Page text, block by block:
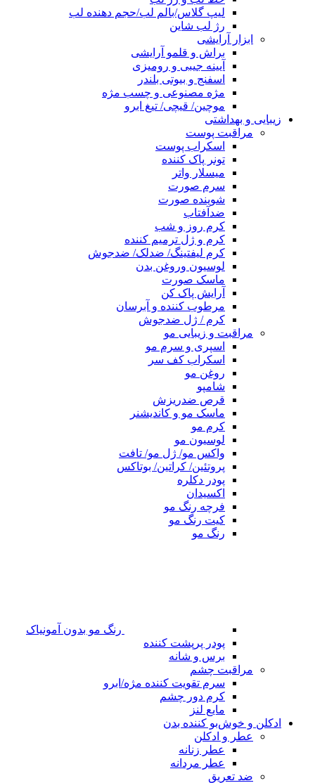
لیپ گلاس/بالم لب/حجم دهنده لب
رژ لب شاین
ابزار آرایشی
براش و قلمو آرایشی
آیینه جیبی و رومیزی
اسفنج و بیوتی بلندر
مژه مصنوعی و چسب مژه
موچین/ قیچی/ تیغ ابرو
زیبایی و بهداشتی
مراقبت پوست
اسکراب پوست
تونر پاک کننده
میسلار واتر
سرم صورت
شوینده صورت
ضدآفتاب
کرم روز و شب
کرم و ژل ترمیم کننده
کرم لیفتینگ/ ضدلک/ ضدجوش
لوسیون وروغن بدن
ماسک صورت
آرایش پاک کن
مرطوب کننده و آبرسان
کرم / ژل ضدجوش
مراقبت و زیبایی مو
اسپری و سرم مو
اسکراب کف سر
روغن مو
شامپو
قرص ضدریزش
ماسک مو و کاندیشنر
کرم مو
لوسیون مو
واکس مو/ ژل مو/ تافت
پروتئین/ کراتین/ بوتاکس
پودر دکلره
اکسیدان
فرچه رنگ مو
کیت رنگ مو
رنگ مو
رنگ مو بدون آمونیاک
پودر پرپشت کننده
برس و شانه
مراقبت چشم
سرم تقویت کننده مژه/ابرو
کرم دور چشم
مایع لنز
ادکلن و خوش‌بو کننده بدن
عطر و ادکلن
عطر زنانه
عطر مردانه
ضد تعریق